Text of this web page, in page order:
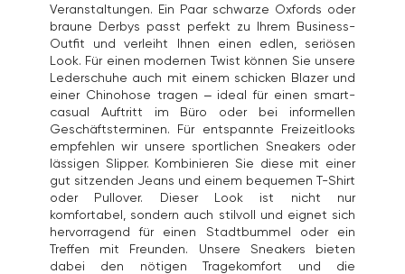
Veranstaltungen. Ein Paar schwarze Oxfords oder
braune Derbys passt perfekt zu Ihrem Business-
Outfit und verleiht Ihnen einen edlen, seriösen
Look. Für einen modernen Twist können Sie unsere
Lederschuhe auch mit einem schicken Blazer und
einer Chinohose tragen – ideal für einen smart-
casual Auftritt im Büro oder bei informellen
Geschäftsterminen. Für entspannte Freizeitlooks
empfehlen wir unsere sportlichen Sneakers oder
lässigen Slipper. Kombinieren Sie diese mit einer
gut sitzenden Jeans und einem bequemen T-Shirt
oder Pullover. Dieser Look ist nicht nur
komfortabel, sondern auch stilvoll und eignet sich
hervorragend für einen Stadtbummel oder ein
Treffen mit Freunden. Unsere Sneakers bieten
dabei den nötigen Tragekomfort und die